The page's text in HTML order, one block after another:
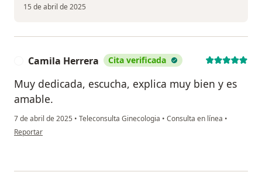
15 de abril de 2025
Camila Herrera Cita verificada
Muy dedicada, escucha, explica muy bien y es
amable.
7 de abril de 2025 • Teleconsulta Ginecologia • Consulta en línea •
en opinión del usuario Camila Herrera
Reportar